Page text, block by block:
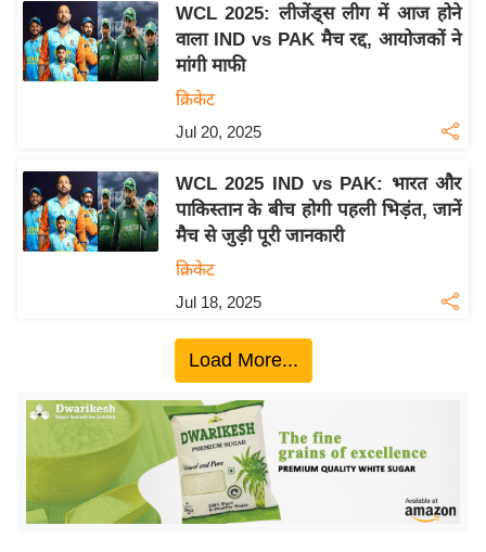
ल
श
ख्सि
ग
इं
डि
ज
ग
त
टो
WCL 2025: लीजेंड्स लीग में आज होने
वाला IND vs PAK मैच रद्द, आयोजकों ने
मांगी माफी
क्रिकेट
Jul 20, 2025
WCL 2025 IND vs PAK: भारत और
पाकिस्तान के बीच होगी पहली भिड़ंत, जानें
मैच से जुड़ी पूरी जानकारी
क्रिकेट
Jul 18, 2025
Load More...